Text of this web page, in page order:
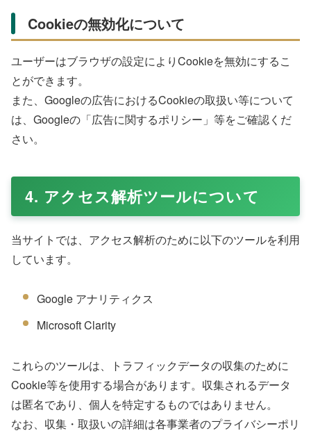
Cookieの無効化について
ユーザーはブラウザの設定によりCookieを無効にするこ
とができます。
また、Googleの広告におけるCookieの取扱い等について
は、Googleの「広告に関するポリシー」等をご確認くだ
さい。
4. アクセス解析ツールについて
当サイトでは、アクセス解析のために以下のツールを利用
しています。
Google アナリティクス
Microsoft Clarity
これらのツールは、トラフィックデータの収集のために
Cookie等を使用する場合があります。収集されるデータ
は匿名であり、個人を特定するものではありません。
なお、収集・取扱いの詳細は各事業者のプライバシーポリ